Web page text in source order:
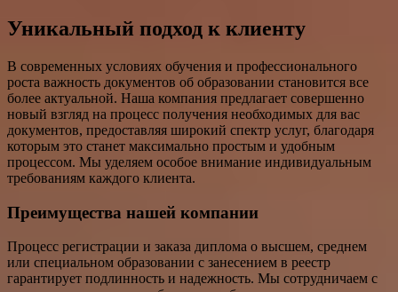
Уникальный подход к клиенту
В современных условиях обучения и профессионального
роста важность документов об образовании становится все
более актуальной. Наша компания предлагает совершенно
новый взгляд на процесс получения необходимых для вас
документов, предоставляя широкий спектр услуг, благодаря
которым это станет максимально простым и удобным
процессом. Мы уделяем особое внимание индивидуальным
требованиям каждого клиента.
Преимущества нашей компании
Процесс регистрации и заказа диплома о высшем, среднем
или специальном образовании с занесением в реестр
гарантирует подлинность и надежность. Мы сотрудничаем с